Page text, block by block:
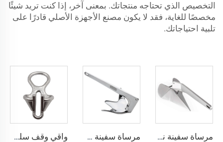
التخصيص الذي تحتاجه منتجاتك. بمعنى آخر، إذا كنت تريد شيئًا
مخصصًا للغاية، فقد لا يكون مصنع الأجهزة الأصلي قادرًا على
تلبية احتياجاتك.
مرساة سفينة نمط Delta رسو من الفولاذ المقاوم للصدأ من الدرجة البحرية 316 مرساة سفينة من الفولاذ المقاوم للصدأ من الدرجة البحرية 316 بنمط كlaw بروس واقي وقف سلسلة القطر الخاص بالسفينة المصنوع من الفولاذ المقاوم للصدأ 316